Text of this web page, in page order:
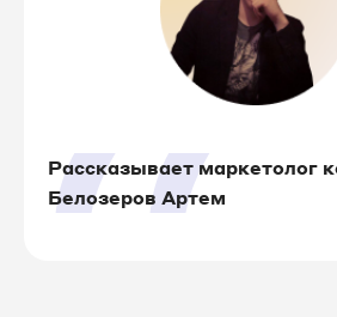
Рассказывает маркетолог
Белозеров Артем